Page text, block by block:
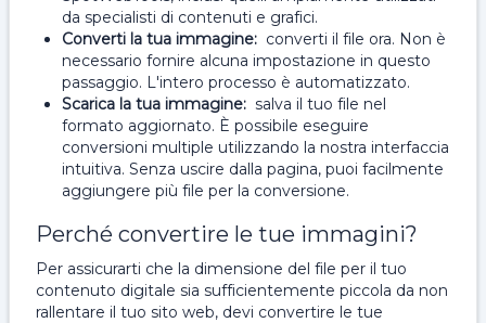
da specialisti di contenuti e grafici.
Converti la tua immagine: converti il ​​file ora. Non è
necessario fornire alcuna impostazione in questo
passaggio. L'intero processo è automatizzato.
Scarica la tua immagine: salva il tuo file nel
formato aggiornato. È possibile eseguire
conversioni multiple utilizzando la nostra interfaccia
intuitiva. Senza uscire dalla pagina, puoi facilmente
aggiungere più file per la conversione.
Perché convertire le tue immagini?
Per assicurarti che la dimensione del file per il tuo
contenuto digitale sia sufficientemente piccola da non
rallentare il tuo sito web, devi convertire le tue